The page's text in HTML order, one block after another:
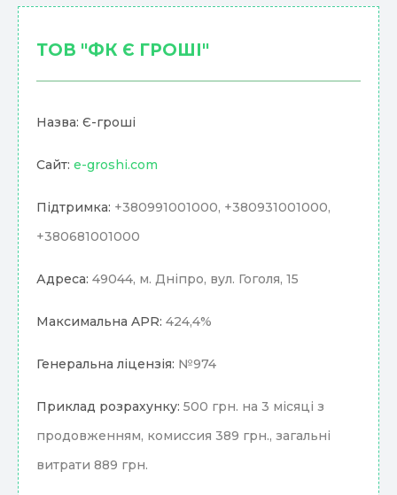
ТОВ "ФК Є ГРОШІ"
Назва: Є-гроші
Сайт: e-groshi.com
Підтримка: +380991001000, +380931001000,
+380681001000
Адреса: 49044, м. Дніпро, вул. Гоголя, 15
Максимальна APR: 424,4%
Генеральна ліцензія: №974
Приклад розрахунку: 500 грн. на 3 місяці з
продовженням, комиссия 389 грн., загальні
витрати 889 грн.